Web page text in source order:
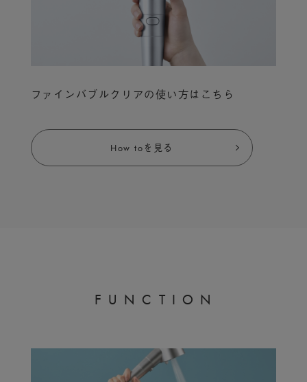
ファインバブルクリアの使い方はこちら
How toを見る
F U N C T I O N